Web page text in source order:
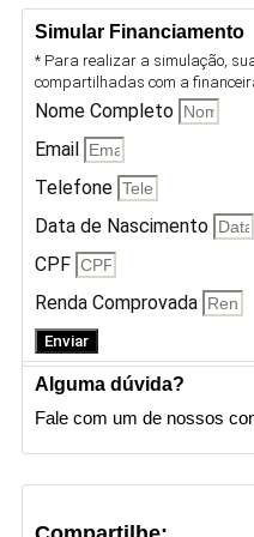
Simular Financiamento
* Para realizar a simulação,
compartilhadas com a
Nome Completo
Email
Telefone
Data de Nascimento
CPF
Renda Comprovada
Enviar
Alguma dúvida?
Fale com um de nossos